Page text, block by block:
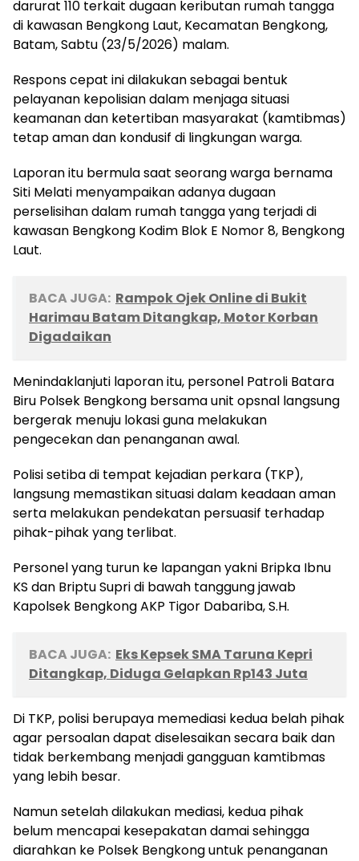
darurat 110 terkait dugaan keributan rumah tangga
di kawasan Bengkong Laut, Kecamatan Bengkong,
Batam, Sabtu (23/5/2026) malam.
Respons cepat ini dilakukan sebagai bentuk
pelayanan kepolisian dalam menjaga situasi
keamanan dan ketertiban masyarakat (kamtibmas)
tetap aman dan kondusif di lingkungan warga.
Laporan itu bermula saat seorang warga bernama
Siti Melati menyampaikan adanya dugaan
perselisihan dalam rumah tangga yang terjadi di
kawasan Bengkong Kodim Blok E Nomor 8, Bengkong
Laut.
BACA JUGA: Rampok Ojek Online di Bukit
Harimau Batam Ditangkap, Motor Korban
Digadaikan
Menindaklanjuti laporan itu, personel Patroli Batara
Biru Polsek Bengkong bersama unit opsnal langsung
bergerak menuju lokasi guna melakukan
pengecekan dan penanganan awal.
Polisi setiba di tempat kejadian perkara (TKP),
langsung memastikan situasi dalam keadaan aman
serta melakukan pendekatan persuasif terhadap
pihak-pihak yang terlibat.
Personel yang turun ke lapangan yakni Bripka Ibnu
KS dan Briptu Supri di bawah tanggung jawab
Kapolsek Bengkong AKP Tigor Dabariba, S.H.
BACA JUGA: Eks Kepsek SMA Taruna Kepri
Ditangkap, Diduga Gelapkan Rp143 Juta
Di TKP, polisi berupaya memediasi kedua belah pihak
agar persoalan dapat diselesaikan secara baik dan
tidak berkembang menjadi gangguan kamtibmas
yang lebih besar.
Namun setelah dilakukan mediasi, kedua pihak
belum mencapai kesepakatan damai sehingga
diarahkan ke Polsek Bengkong untuk penanganan